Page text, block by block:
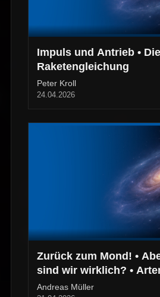
Impuls und Antrieb •
Raketengleichung
Peter Kroll
24.04.2026
Zurück zum Mond! •
sind wir wirklich? •
Andreas Müller